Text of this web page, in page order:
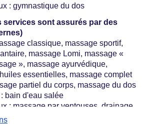
: gymnastique du dos
services sont assurés par des
classique, massage sportif,
massage Lomi, massage «
», massage ayurvédique,
essentielles, massage complet
partiel du corps, massage du dos
bain d'eau salée
: massage par ventouses, drainage
enveloppements